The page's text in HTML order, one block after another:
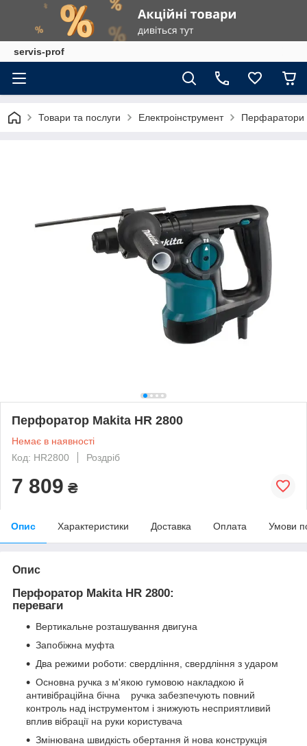
servis-prof
Товари та послуги Електроінструмент Перфаратори
Перфоратор Makita HR 2800
Немає в наявності
Код: HR2800
Роздріб
7 809 ₴
Опис Характеристики Доставка Оплата Умови
Опис
Перфоратор Makita HR 2800:
переваги
Вертикальне розташування двигуна
Запобіжна муфта
Два режими роботи: свердління, свердління з ударом
Основна ручка з м'якою гумовою накладкою й
антивібраційна бічна ручка забезпечують повний
контроль над інструментом і знижують несприятливий
вплив вібрації на руки користувача
Змінювана швидкість обертання й нова конструкція